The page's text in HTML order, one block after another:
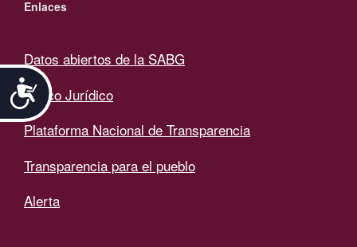
Accesibilidad
Enlaces
Datos abiertos de la SABG
Marco Jurídico
Plataforma Nacional de Transparencia
Transparencia para el pueblo
Alerta